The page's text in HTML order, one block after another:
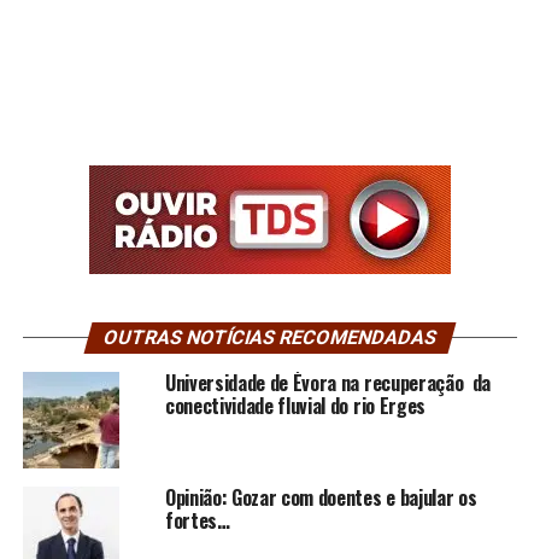
OUTRAS NOTÍCIAS RECOMENDADAS
Universidade de Évora na recuperação da
conectividade fluvial do rio Erges
Opinião: Gozar com doentes e bajular os
fortes…